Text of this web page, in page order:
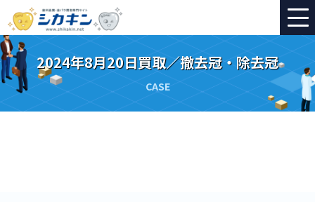
2024年8月20日買取／撤去冠・除去冠
CASE